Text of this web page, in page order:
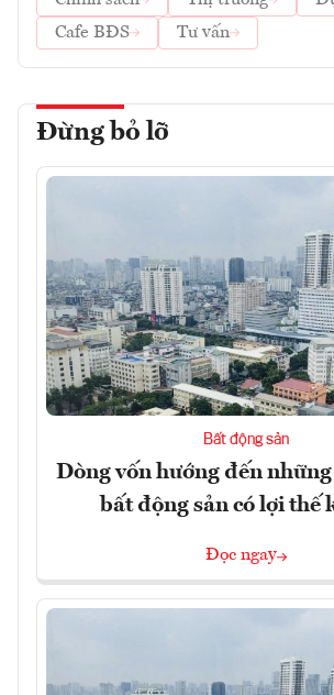
Cafe BĐS
Tư vấn
Đừng bỏ lỡ
Bất động sản
Dòng vốn hướng đến
bất động sản có lợi thế
Đọc ngay